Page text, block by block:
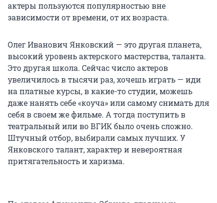
актеры пользуются популярностью вне
зависимости от времени, от их возраста.
Олег Иванович Янковский — это другая планета,
высокий уровень актерского мастерства, таланта.
Это другая школа. Сейчас число актеров
увеличилось в тысячи раз, хочешь играть — иди
на платные курсы, в какие-то студии, можешь
даже нанять себе «коуча» или самому снимать для
себя в своем же фильме. А тогда поступить в
театральный или во ВГИК было очень сложно.
Штучный отбор, выбирали самых лучших. У
Янковского талант, характер и невероятная
притягательность и харизма.